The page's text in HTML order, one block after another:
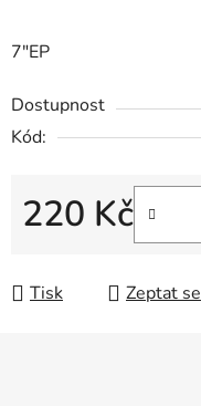
7"EP
Dostupnost
Kód:
220 Kč
Tisk Zeptat se